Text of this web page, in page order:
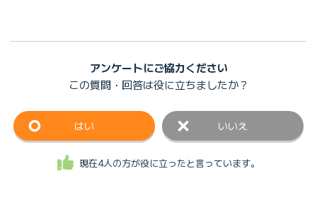
アンケートにご協力ください
この質問・回答は役に立ちましたか？
はい いいえ
現在4人の方が役に立ったと言っています。